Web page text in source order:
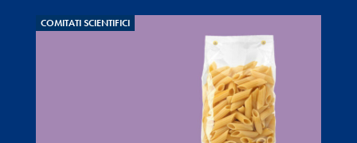
COMITATI SCIENTIFICI